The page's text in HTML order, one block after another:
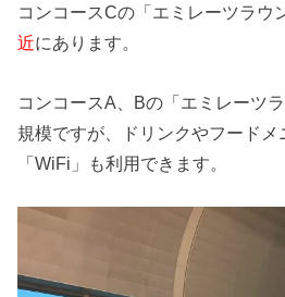
コンコースCの「エミレーツラウ
近にあります。
コンコースA、Bの「エミレーツ
規模ですが、ドリンクやフードメ
「WiFi」も利用できます。